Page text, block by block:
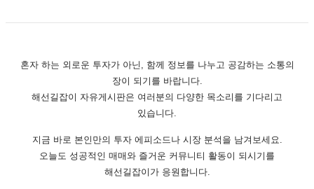
혼자 하는 외로운 투자가 아닌, 함께 정보를 나누고 공감하는 소통의
장이 되기를 바랍니다.
해선길잡이 자유게시판은 여러분의 다양한 목소리를 기다리고
있습니다.
지금 바로 본인만의 투자 에피소드나 시장 분석을 남겨보세요.
오늘도 성공적인 매매와 즐거운 커뮤니티 활동이 되시기를
해선길잡이가 응원합니다.